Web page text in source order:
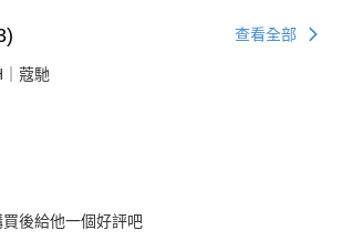
查看全部
蔻馳
後給他一個好評吧